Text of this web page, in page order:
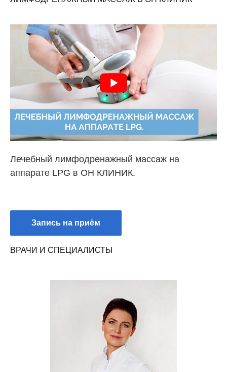
Лечебный лимфодренажный массаж на
аппарате LPG в ОН КЛИНИК.
Запись на приём
ВРАЧИ И СПЕЦИАЛИСТЫ